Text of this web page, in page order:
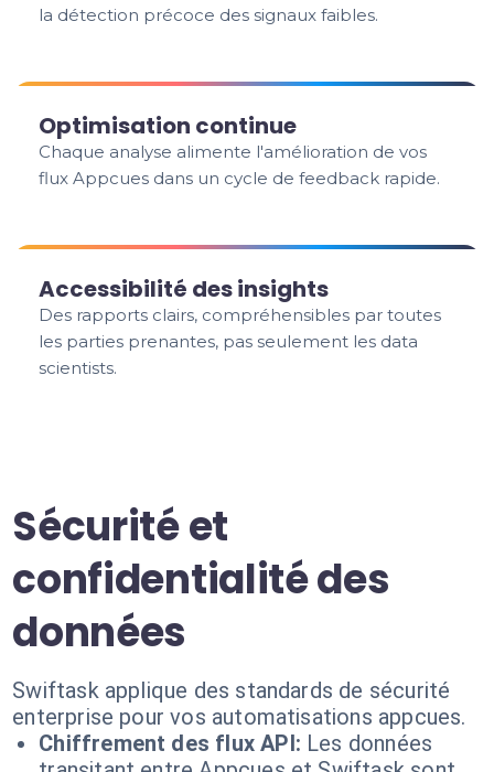
la détection précoce des signaux faibles.
Optimisation continue
Chaque analyse alimente l'amélioration de vos
flux Appcues dans un cycle de feedback rapide.
Accessibilité des insights
Des rapports clairs, compréhensibles par toutes
les parties prenantes, pas seulement les data
scientists.
Sécurité et
confidentialité des
données
Swiftask applique des standards de sécurité
enterprise pour vos automatisations appcues.
Chiffrement des flux API: Les données